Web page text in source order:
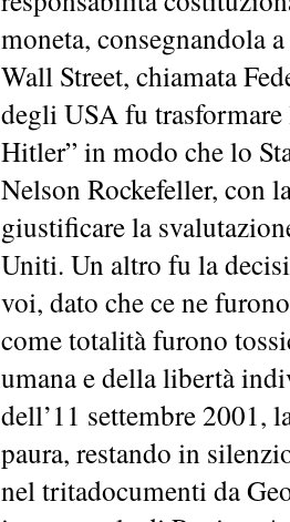
moneta, consegnandola
Wall Street, chiamata
degli USA fu trasformare
Hitler” in modo che lo
Nelson Rockefeller, con
giustificare la
Uniti. Un altro fu la
voi, dato che ce ne
come totalità furono
umana e della libertà
dell’11 settembre 2001,
paura, restando in
nel tritadocumenti da